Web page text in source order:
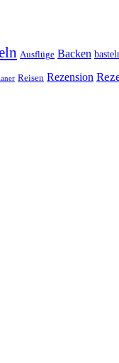
Ausflüge Backen
Reisen Rezension